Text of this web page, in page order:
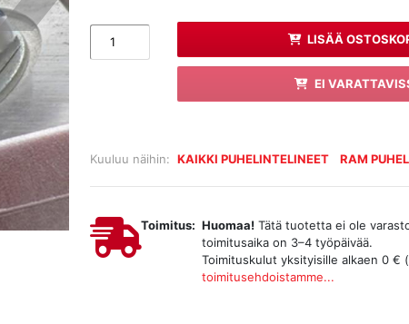
LISÄÄ
EI
Kuuluu näihin: KAIKKI PUHELINTELINEET RAM
Toimitus: Huomaa! Tätä tuotetta ei ole
toimitusaika on 3–4 työpäivää.
Toimituskulut yksityisille alkaen 0 €
toimitusehdoistamme...